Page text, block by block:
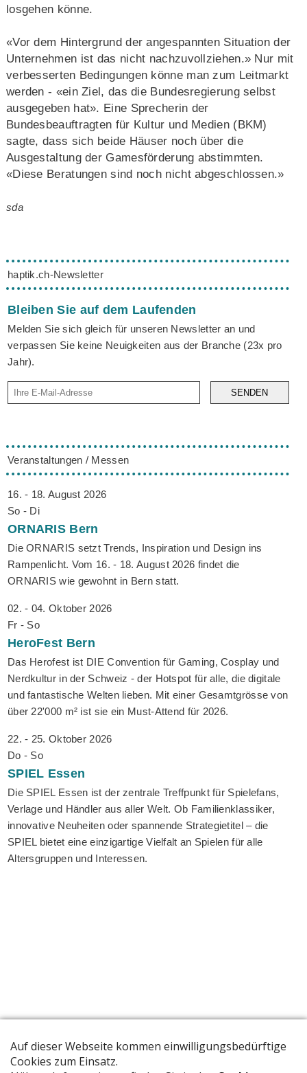
losgehen könne.
«Vor dem Hintergrund der angespannten Situation der
Unternehmen ist das nicht nachzuvollziehen.» Nur mit
verbesserten Bedingungen könne man zum Leitmarkt
werden - «ein Ziel, das die Bundesregierung selbst
ausgegeben hat». Eine Sprecherin der
Bundesbeauftragten für Kultur und Medien (BKM)
sagte, dass sich beide Häuser noch über die
Ausgestaltung der Gamesförderung abstimmten.
«Diese Beratungen sind noch nicht abgeschlossen.»
sda
haptik.ch-Newsletter
Bleiben Sie auf dem Laufenden
Melden Sie sich gleich für unseren Newsletter an und
verpassen Sie keine Neuigkeiten aus der Branche (23x pro
Jahr).
SENDEN
Veranstaltungen / Messen
16. - 18. August 2026
So - Di
ORNARIS Bern
Die ORNARIS setzt Trends, Inspiration und Design ins
Rampenlicht. Vom 16. - 18. August 2026 findet die
ORNARIS wie gewohnt in Bern statt.
02. - 04. Oktober 2026
Fr - So
HeroFest Bern
Das Herofest ist DIE Convention für Gaming, Cosplay und
Nerdkultur in der Schweiz - der Hotspot für alle, die digitale
und fantastische Welten lieben. Mit einer Gesamtgrösse von
über 22'000 m² ist sie ein Must-Attend für 2026.
22. - 25. Oktober 2026
Do - So
SPIEL Essen
Die SPIEL Essen ist der zentrale Treffpunkt für Spielefans,
Verlage und Händler aus aller Welt. Ob Familienklassiker,
innovative Neuheiten oder spannende Strategietitel – die
SPIEL bietet eine einzigartige Vielfalt an Spielen für alle
Altersgruppen und Interessen.